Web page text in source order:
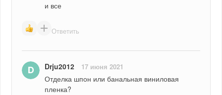
и все
Ответить
Drju2012 17 июня 2021
Отделка шпон или банальная виниловая
пленка?